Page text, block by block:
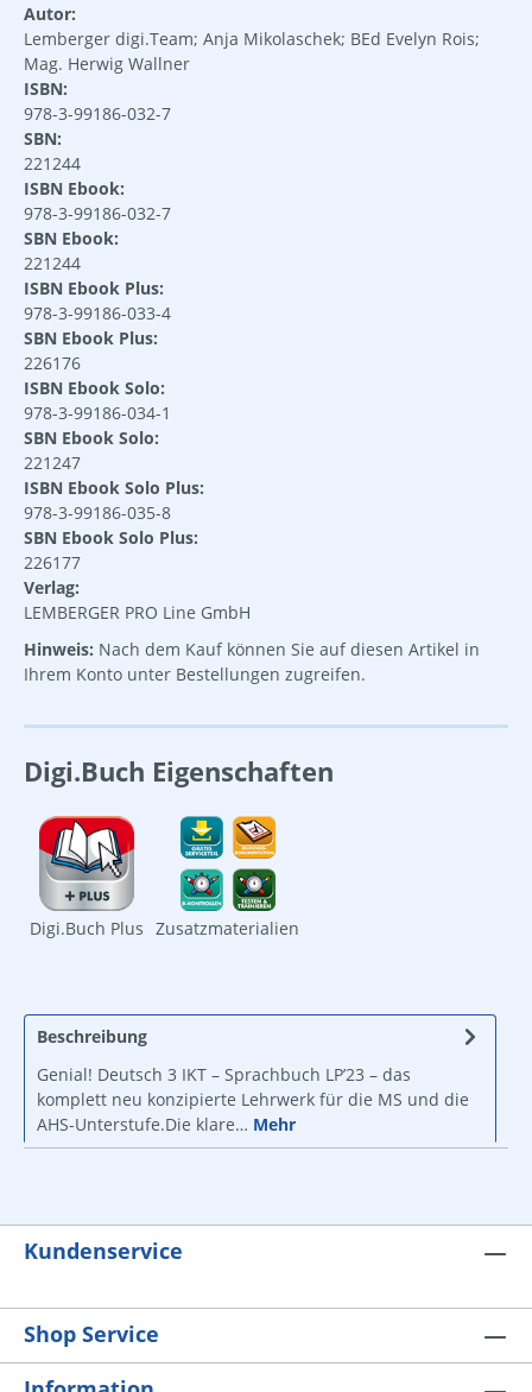
Autor:
Lemberger digi.Team; Anja Mikolaschek; BEd Evelyn Rois;
Mag. Herwig Wallner
ISBN:
978-3-99186-032-7
SBN:
221244
ISBN Ebook:
978-3-99186-032-7
SBN Ebook:
221244
ISBN Ebook Plus:
978-3-99186-033-4
SBN Ebook Plus:
226176
ISBN Ebook Solo:
978-3-99186-034-1
SBN Ebook Solo:
221247
ISBN Ebook Solo Plus:
978-3-99186-035-8
SBN Ebook Solo Plus:
226177
Verlag:
LEMBERGER PRO Line GmbH
Hinweis: Nach dem Kauf können Sie auf diesen Artikel in
Ihrem Konto unter Bestellungen zugreifen.
Digi.Buch Eigenschaften
Digi.Buch Plus Zusatzmaterialien
Beschreibung
Genial! Deutsch 3 IKT – Sprachbuch LP’23 – das
komplett neu konzipierte Lehrwerk für die MS und die
AHS-Unterstufe.Die klare… Mehr
Kundenservice
Shop Service